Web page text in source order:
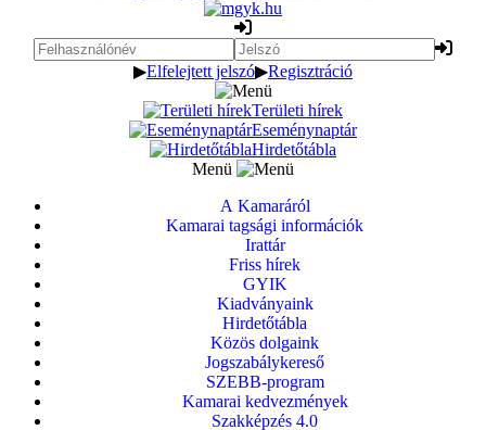
▶Elfelejtett jelszó▶Regisztráció
Területi hírek
Eseménynaptár
Hirdetőtábla
Menü
A Kamaráról
Kamarai tagsági információk
Irattár
Friss hírek
GYIK
Kiadványaink
Hirdetőtábla
Közös dolgaink
Jogszabálykereső
SZEBB-program
Kamarai kedvezmények
Szakképzés 4.0